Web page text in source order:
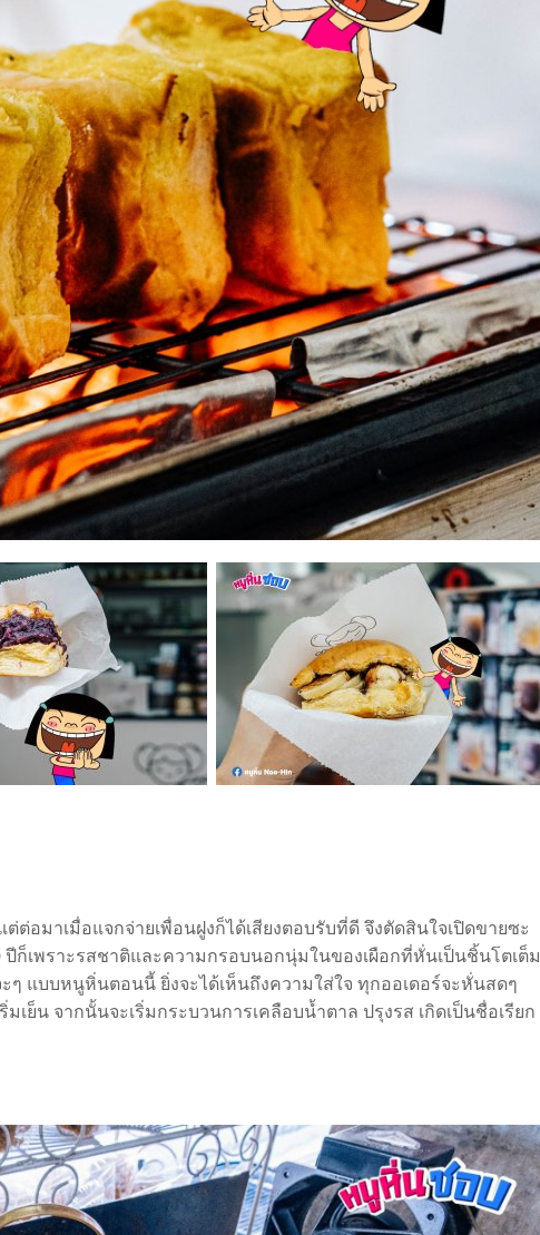
ต่อมาเมื่อแจกจ่ายเพื่อนฝูงก็ได้เสียงตอบรับที่ดี จึงตัดสินใจเปิดขายซะ
ก็เพราะรสชาติและความกรอบนอกนุ่มในของเผือกที่หั่นเป็นชิ้นโตเต็ม
แบบหนูหิ่นตอนนี้ ยิ่งจะได้เห็นถึงความใส่ใจ ทุกออเดอร์จะหั่นสดๆ
ย็น จากนั้นจะเริ่มกระบวนการเคลือบน้ำตาล ปรุงรส เกิดเป็นชื่อเรียก